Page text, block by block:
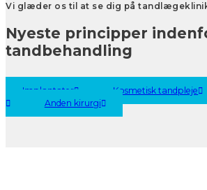
Vi glæder os til at se dig på
Nyeste principper
tandbehandling
Implantater Kosmetisk tandpleje
Anden kirurgi